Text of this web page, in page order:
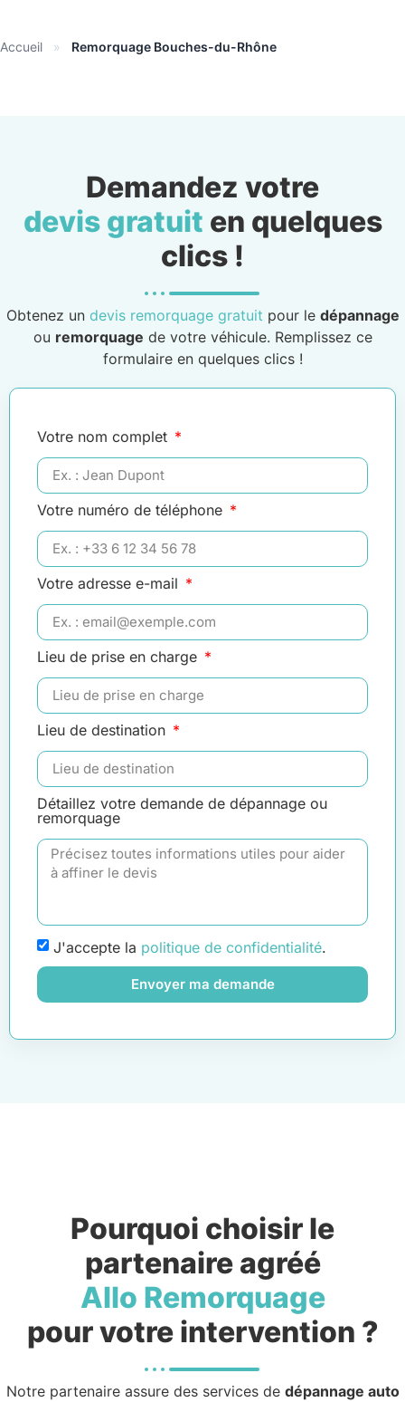
Accueil » Remorquage Bouches-du-Rhône
Demandez votre
devis gratuit en quelques
clics !
Obtenez un devis remorquage gratuit pour le dépannage
ou remorquage de votre véhicule. Remplissez ce
formulaire en quelques clics !
Votre nom complet
Votre numéro de téléphone
Votre adresse e-mail
Lieu de prise en charge
Lieu de destination
Détaillez votre demande de dépannage ou
remorquage
J'accepte la politique de confidentialité.
Envoyer ma demande
Pourquoi choisir le
partenaire agréé
Allo Remorquage
pour votre intervention ?
Notre partenaire assure des services de dépannage auto